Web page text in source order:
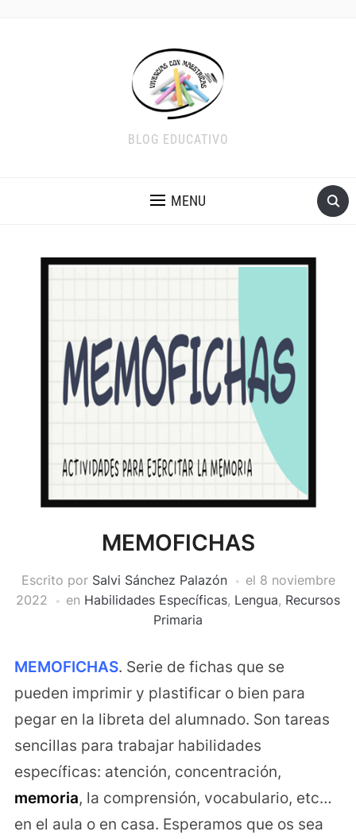
BLOG EDUCATIVO
MENU
MEMOFICHAS
Escrito por Salvi Sánchez Palazón el 8 noviembre
2022
en Habilidades Específicas, Lengua, Recursos
Primaria
MEMOFICHAS. Serie de fichas que se
pueden imprimir y plastificar o bien para
pegar en la libreta del alumnado. Son tareas
sencillas para trabajar habilidades
específicas: atención, concentración,
memoria, la comprensión, vocabulario, etc…
en el aula o en casa. Esperamos que os sea